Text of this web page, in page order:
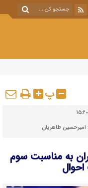
پ
امیرحسین طاهریان
به مناسبت سوم